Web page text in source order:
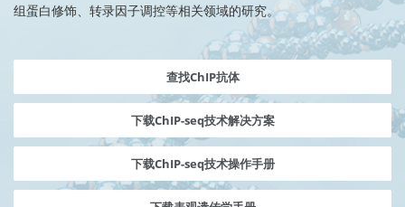
组蛋白修饰、转录因子调控等相关领域的研究。
查找ChIP抗体
下载ChIP-seq技术解决方案
下载ChIP-seq技术操作手册